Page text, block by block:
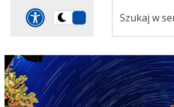
Panel
Przełącz
ciemną
serwisie